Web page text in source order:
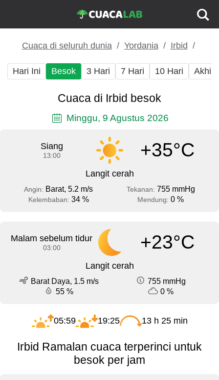
Cuaca di seluruh dunia Yordania Irbid
Hari Ini Besok 3 Hari 7 Hari 10 Hari Akhir
Cuaca di Irbid besok
Minggu, 9 Agustus 2026
Siang
13:00 +35°C
Langit cerah
Angin: Barat, 5.2 m/s Tekanan: 755 mmHg
Kelembaban: 34 % Mendung: 0 %
Malam sebelum tidur
03:00 +23°C
Langit cerah
Barat Daya, 1.5 m/s
755 mmHg
55 %
0 %
05:59 19:25 13 h 25 min
Irbid Ramalan cuaca terperinci untuk
besok per jam